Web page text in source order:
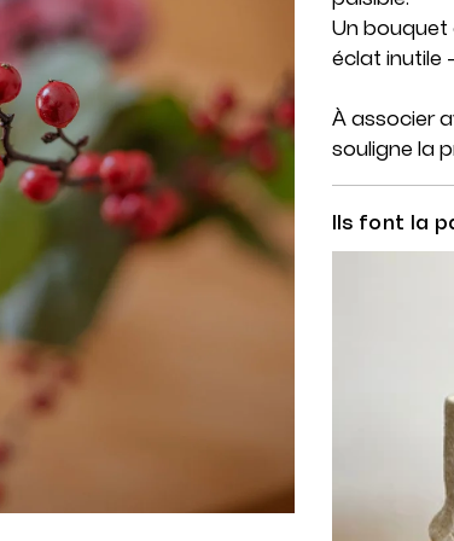
Un bouquet
éclat inutile
À associer
souligne la
Ils font la